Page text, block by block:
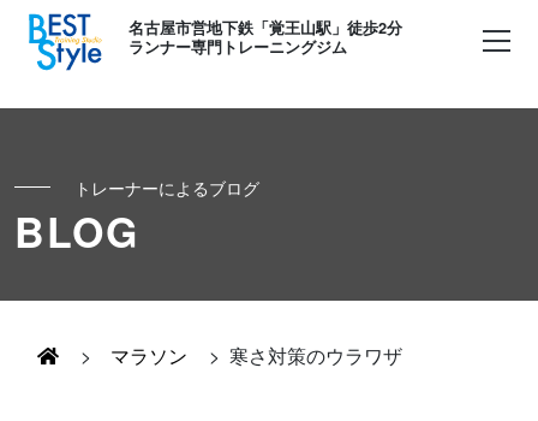
名古屋市営地下鉄「覚王山駅」徒歩2分
ランナー専門トレーニングジム
初めての方へ
お客様の声
Runner's パーソナル
キッズ・かけっこ
トレーナーによるブログ
BLOG
> マラソン > 寒さ対策のウラワザ